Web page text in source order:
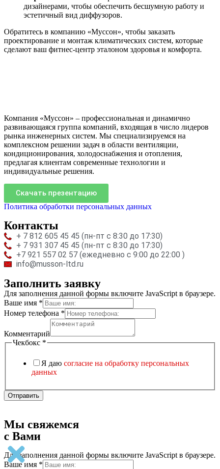
дизайнерами, чтобы обеспечить бесшумную работу и
эстетичный вид диффузоров.
Обратитесь в компанию «Муссон», чтобы заказать
проектирование и монтаж климатических систем, которые
сделают ваш фитнес-центр эталоном здоровья и комфорта.
Компания «Муссон» – профессиональная и динамично
развивающаяся группа компаний, входящая в число лидеров
рынка инженерных систем. Мы специализируемся на
комплексном решении задач в области вентиляции,
кондиционирования, холодоснабжения и отопления,
предлагая клиентам современные технологии и
индивидуальные решения.
Скачать презентацию
Политика обработки персональных данных
Контакты
+ 7 812 605 45 45 (пн-пт с 8:30 до 17:30)
+ 7 931 307 45 45 (пн-пт с 8:30 до 17:30)
+7 921 557 02 57 (ежедневно с 9:00 до 22:00 )
info@musson-ltd.ru
Заполнить заявку
Для заполнения данной формы включите JavaScript в браузере.
Ваше имя *
Ваше
Номер
Номер телефона *
Комментарий
Чекбокс *
Я даю согласие на обработку персональных
данных
Отправить
Мы свяжемся
с Вами
Для заполнения данной формы включите JavaScript в браузере.
Ваше имя *